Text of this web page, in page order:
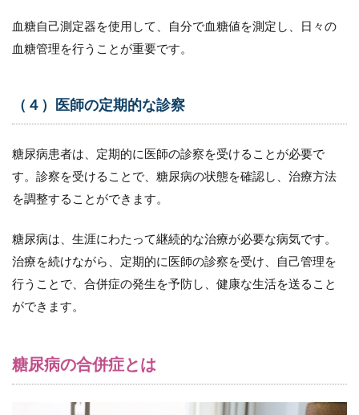
医療
サー
ビス
政
府
糖
尿
病
へ
り
組
み
6.1
防の推
進
血糖自己測定器を使用して、自分で血糖値を測定し、日々の
血糖管理を行うことが重要です。
（４）医師の定期的な診察
糖尿病患者は、定期的に医師の診察を受けることが必要で
す。診察を受けることで、糖尿病の状態を確認し、治療方法
を調整することができます。
糖尿病は、生涯にわたって継続的な治療が必要な病気です。
治療を続けながら、定期的に医師の診察を受け、自己管理を
行うことで、合併症の発生を予防し、健康な生活を送ること
ができます。
糖尿病の合併症とは